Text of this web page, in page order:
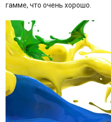
гамме, что очень хорошо.